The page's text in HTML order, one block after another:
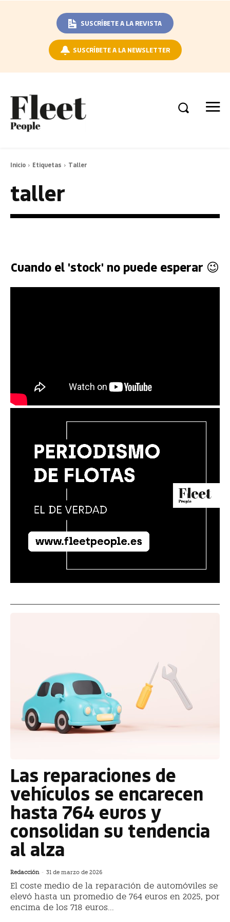
SUSCRÍBETE A LA REVISTA
SUSCRÍBETE A LA NEWSLETTER
Inicio Etiquetas Taller
taller
Cuando el 'stock' no puede esperar 😉
Las reparaciones de
vehículos se encarecen
hasta 764 euros y
consolidan su tendencia
al alza
Redacción - 31 de marzo de 2026
El coste medio de la reparación de automóviles se
elevó hasta un promedio de 764 euros en 2025, por
encima de los 718 euros...